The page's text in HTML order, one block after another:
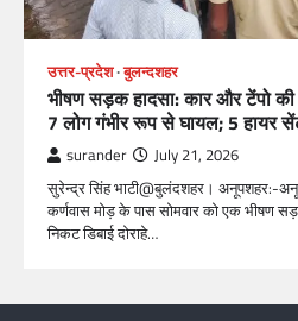
उत्तर-प्रदेश बुलन्दशहर
भीषण सड़क हादसा: कार और टेंपो
7 लोग गंभीर रूप से घायल; 5 हायर
surander July 21, 2026
सुरेन्द्र सिंह भाटी@बुलंदशहर। अनूपशहर:-
कर्णवास मोड़ के पास सोमवार को एक भीषण
निकट डिबाई दोराहे…